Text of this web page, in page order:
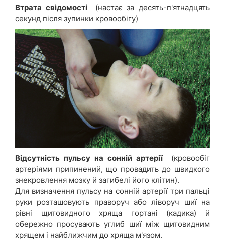
Втрата свідомості
(настає за десять-п'ятнадцять
секунд після зупинки кровообігу)
Відсутність пульсу на сонній артерії
(кровообіг
артеріями припинений, що провадить до швидкого
знекровлення мозку й загибелі його клітин).
Для визначення пульсу на сонній артерії три пальці
руки розташовують праворуч або ліворуч шиї на
рівні щитовидного хряща гортані (кадика) й
обережно просувають углиб шиї між щитовидним
хрящем і найближчим до хряща м'язом.